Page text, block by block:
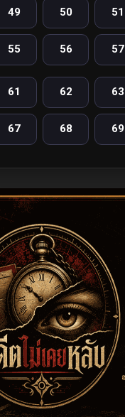
49 50 51
55 56 57
61 62 63
67 68 69